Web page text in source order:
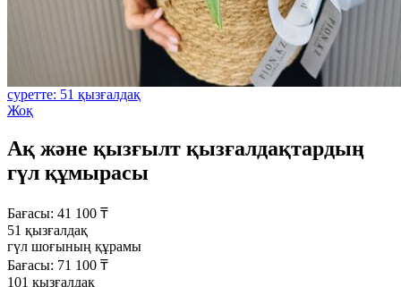
суретте: 51 қызғалдақ
Жоқ
Ақ және қызғылт қызғалдақтардың
гүл құмырасы
Бағасы: 41 100 ₸
51 қызғалдақ
гүл шоғының құрамы
Бағасы: 71 100 ₸
101 қызғалдақ